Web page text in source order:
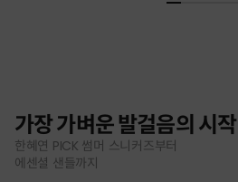
가장 가벼운 발걸음의 시작
한혜연 PICK 썸머 스니커즈부터
에센셜 샌들까지